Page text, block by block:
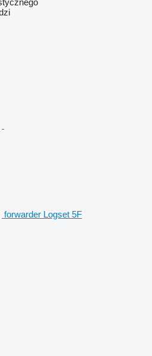
forwarder Logset 5F